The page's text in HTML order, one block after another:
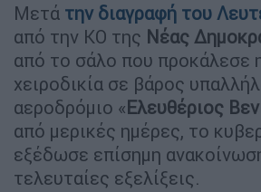
Μετά την διαγραφή του
από την ΚΟ της Νέας
από το σάλο που προκάλεσε
χειροδικία σε βάρος
αεροδρόμιο «Ελευθέριος
από μερικές ημέρες, το
εξέδωσε επίσημη
τελευταίες εξελίξεις.